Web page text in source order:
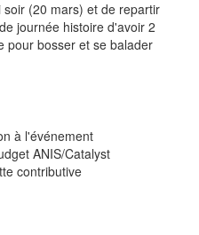
(20 mars) et de repartir
journée histoire d'avoir 2
pour bosser et se balader
à l'événement
ANIS/Catalyst
contributive